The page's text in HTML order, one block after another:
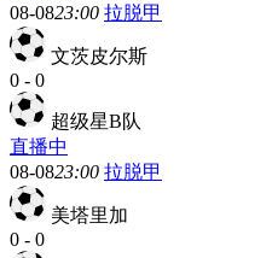
08-0823:00 拉脱甲
文茨皮尔斯
0 - 0
超级星B队
直播中
08-0823:00 拉脱甲
美塔里加
0 - 0